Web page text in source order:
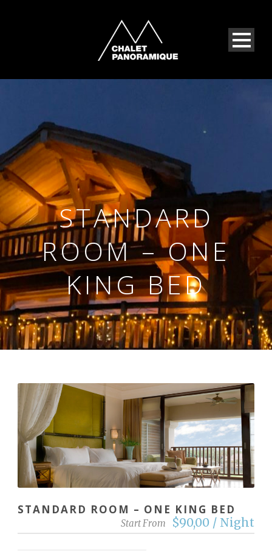
STANDARD
ROOM – ONE
KING BED
STANDARD ROOM – ONE KING BED
Start From $90,00 / Night